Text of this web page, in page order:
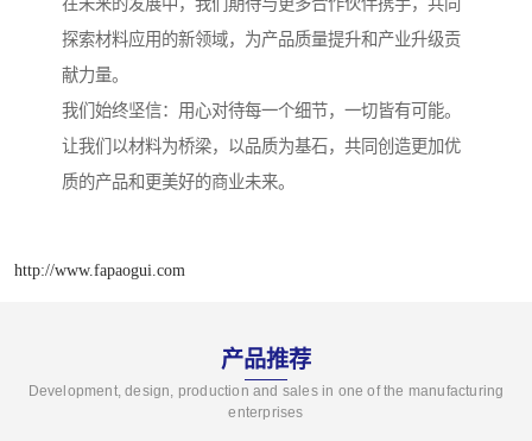
探索材料应用的新领域，为产品质量提升和产业升级贡
献力量。
我们始终坚信：用心对待每一个细节，一切皆有可能。
让我们以材料为桥梁，以品质为基石，共同创造更加优
质的产品和更美好的商业未来。
http://www.fapaogui.com
产品推荐
Development, design, production and sales in one of the manufacturing
enterprises